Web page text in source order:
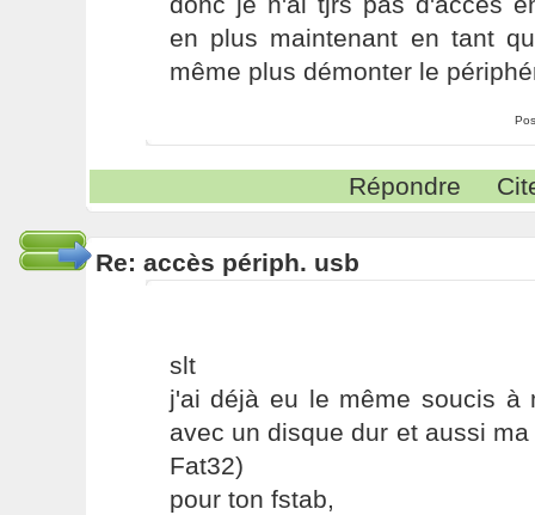
en plus maintenant en tant
même plus démonter le
Répondre
Re: accès périph. usb
slt
j'ai déjà eu le même soucis à
avec un disque dur et aussi
Fat32)
pour ton fstab,